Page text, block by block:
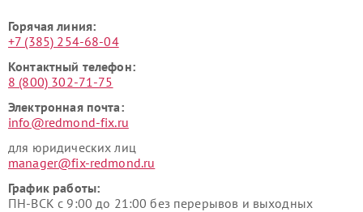
Горячая линия:
+7 (385) 254-68-04
Контактный телефон:
8 (800) 302-71-75
Электронная почта:
info@redmond-fix.ru
для юридических лиц
manager@fix-redmond.ru
График работы:
ПН-ВСК с 9:00 до 21:00 без перерывов и выходных